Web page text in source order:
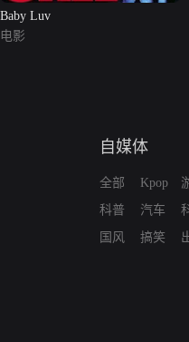
Baby Luv
电影
自媒体
全部
科普
国风
Kpop
汽车
搞笑